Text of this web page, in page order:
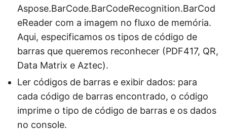
Aspose.BarCode.BarCodeRecognition.BarCod
eReader com a imagem no fluxo de memória.
Aqui, especificamos os tipos de código de
barras que queremos reconhecer (PDF417, QR,
Data Matrix e Aztec).
Ler códigos de barras e exibir dados: para
cada código de barras encontrado, o código
imprime o tipo de código de barras e os dados
no console.